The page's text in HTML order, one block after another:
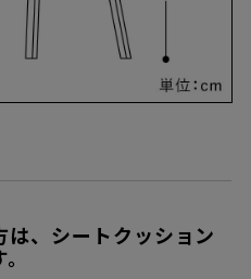
は、シートクッション